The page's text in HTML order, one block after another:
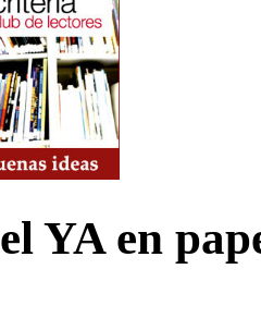
YA en